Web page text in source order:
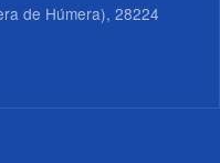
de Húmera), 28224